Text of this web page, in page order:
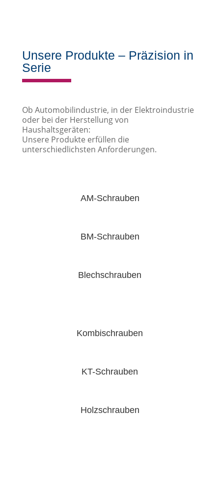
Unsere Produkte – Präzision in
Serie
Ob Automobilindustrie, in der Elektroindustrie
oder bei der Herstellung von
Haushaltsgeräten:
Unsere Produkte erfüllen die
unterschiedlichsten Anforderungen.
AM-Schrauben
BM-Schrauben
Blechschrauben
Kombischrauben
KT-Schrauben
Holzschrauben